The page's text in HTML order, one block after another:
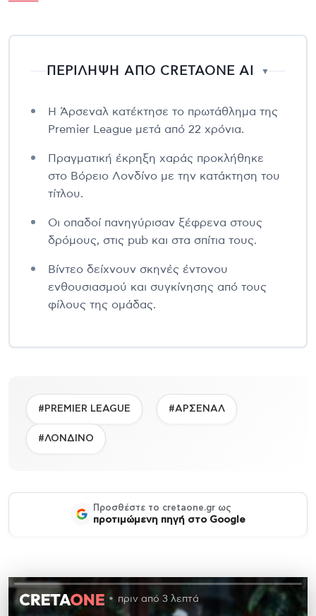
ΠΕΡΙΛΗΨΗ ΑΠΟ CRETAONE AI ▼
Η Άρσεναλ κατέκτησε το πρωτάθλημα της
Premier League μετά από 22 χρόνια.
Πραγματική έκρηξη χαράς προκλήθηκε
στο Βόρειο Λονδίνο με την κατάκτηση του
τίτλου.
Οι οπαδοί πανηγύρισαν ξέφρενα στους
δρόμους, στις pub και στα σπίτια τους.
Βίντεο δείχνουν σκηνές έντονου
ενθουσιασμού και συγκίνησης από τους
φίλους της ομάδας.
#PREMIER LEAGUE #ΑΡΣΕΝΑΛ
#ΛΟΝΔΙΝΟ
Προσθέστε το cretaone.gr ως
προτιμώμενη πηγή στο Google
πριν από 3 λεπτά